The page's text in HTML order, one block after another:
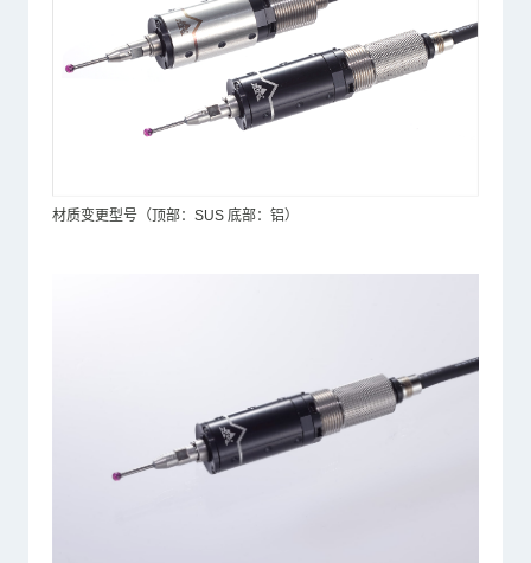
材质变更型号（顶部：SUS 底部：铝）